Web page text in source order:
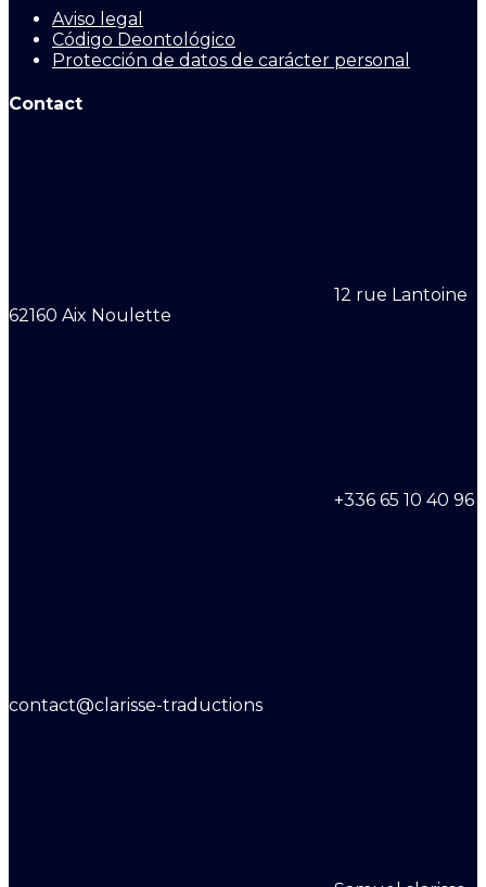
Aviso legal
Código Deontológico
Protección de datos de carácter personal
Contact
12 rue Lantoine
62160 Aix Noulette
+336 65 10 40 96
contact@clarisse-traductions